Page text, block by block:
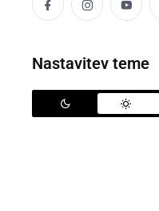
Nastavitev teme
Izberite